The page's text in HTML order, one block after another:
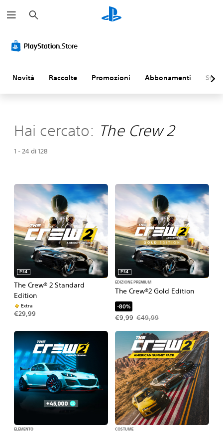
e
r
Novità Raccolte Promozioni Abbonamenti
Hai cercato: The Crew 2
1 - 24 di 128
The Crew® 2 Standard
Edition
PS4
Extra
€29,99
The Crew®2 Gold Edition
PS4
EDIZIONE PREMIUM
-80%
€9,99
Prezzo in offerta €9,99. Prezzo
€49,99
ELEMENTO COSTUME